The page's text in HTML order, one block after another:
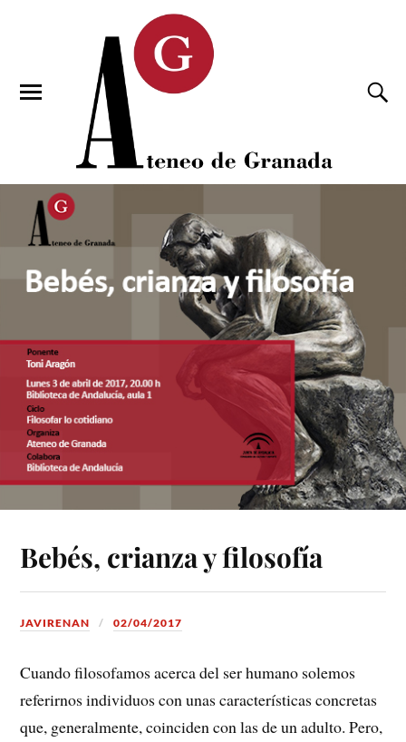
Bebés, crianza y filosofía
JAVIRENAN 02/04/2017
Cuando filosofamos acerca del ser humano solemos
referirnos individuos con unas características concretas
que, generalmente, coinciden con las de un adulto. Pero,